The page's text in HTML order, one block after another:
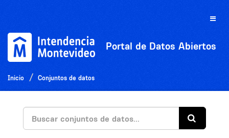
Toggle
Portal de Datos Abiertos
Inicio Conjuntos de datos